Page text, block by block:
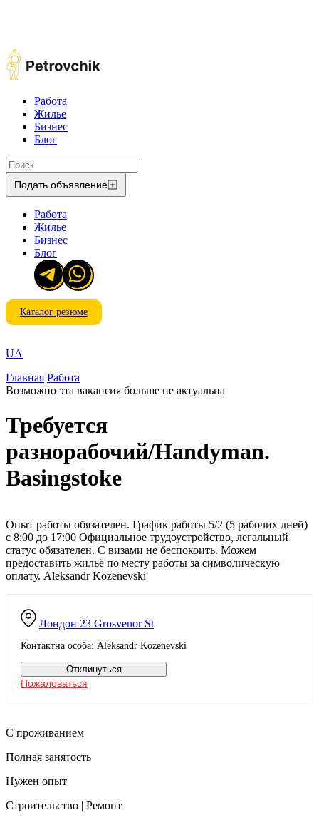
Работа
Жилье
Бизнес
Блог
Подать объявление
Работа
Жилье
Бизнес
Блог
Каталог резюме
UA
Главная Работа
Возможно эта вакансия больше не актуальна
Требуется
разнорабочий/Handyman.
Basingstoke
Лондон 23 Grosvenor St
Контактна особа: Aleksandr Kozenevski
Отклинуться
Пожаловаться
Опыт работы обязателен. График работы 5/2 (5 рабочих дней)
с 8:00 до 17:00 Официальное трудоустройство, легальный
статус обязателен. С визами не беспокоить. Можем
предоставить жильё по месту работы за символическую
оплату. Aleksandr Kozenevski
С проживанием
Полная занятость
Нужен опыт
Строительство | Ремонт